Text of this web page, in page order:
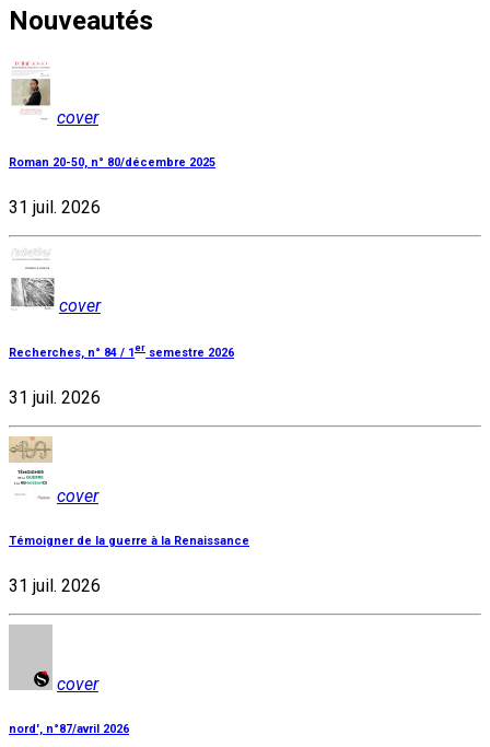
Nouveautés
cover
Roman 20-50, n° 80/décembre 2025
31 juil. 2026
cover
Recherches, n° 84 / 1er semestre 2026
31 juil. 2026
cover
Témoigner de la guerre à la Renaissance
31 juil. 2026
cover
nord', n°87/avril 2026